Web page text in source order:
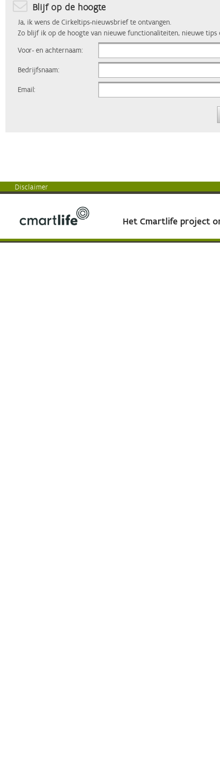
Blijf op de hoogte
Ja, ik wens de Cirkeltips-nieuwsbrief te ontvangen.
Zo blijf ik op de hoogte van nieuwe functionaliteiten, nieuwe tips
Voor- en achternaam:
Bedrijfsnaam:
Email:
Disclaimer
Het Cmartlife project